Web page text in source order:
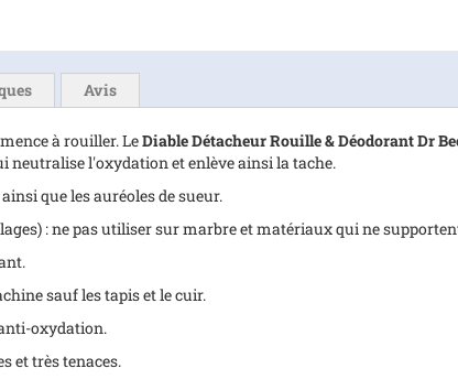
à rouiller. LeDiable Détacheur Rouille & Déodorant Dr
neutralise l'oxydation et enlève ainsi la tache.
que les auréoles de sueur.
: ne pas utiliser sur marbre et matériaux qui ne
sauf les tapis et le cuir.
oxydation.
et très tenaces.
Avis